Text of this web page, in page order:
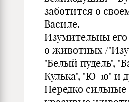
заботится о
Василе.
Изумительны
о животных /
"Белый пудель",
Кулька", "Ю-ю" и
Нередко сильные